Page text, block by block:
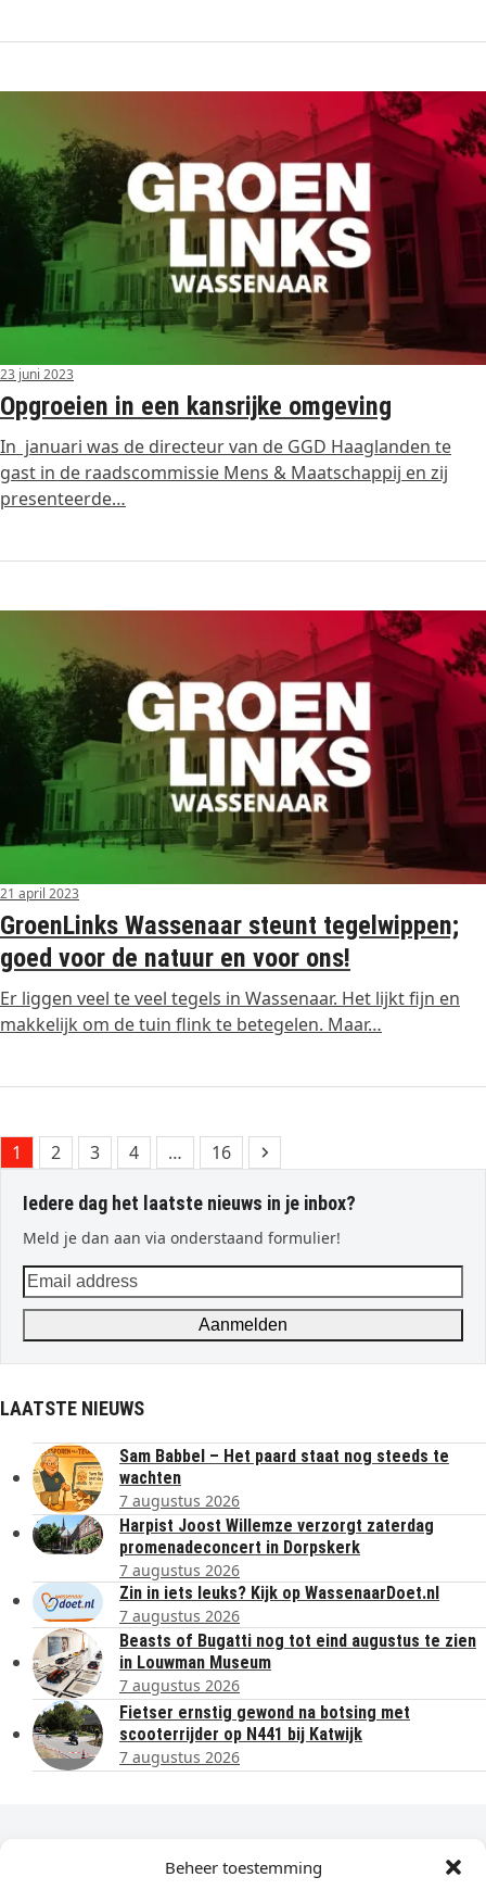
Beheer toestemming
23 juni 2023
Opgroeien in een kansrijke omgeving
In januari was de directeur van de GGD Haaglanden te
gast in de raadscommissie Mens & Maatschappij en zij
presenteerde…
21 april 2023
GroenLinks Wassenaar steunt tegelwippen;
goed voor de natuur en voor ons!
Er liggen veel te veel tegels in Wassenaar. Het lijkt fijn en
makkelijk om de tuin flink te betegelen. Maar…
Page
1 Page
2 Page
3 Page
4 … Page
16 Next
Iedere dag het laatste nieuws in je inbox?
Meld je dan aan via onderstaand formulier!
Email
address
Aanmelden
LAATSTE NIEUWS
Sam Babbel – Het paard staat nog steeds te
wachten
7 augustus 2026
Harpist Joost Willemze verzorgt zaterdag
promenadeconcert in Dorpskerk
7 augustus 2026
Zin in iets leuks? Kijk op WassenaarDoet.nl
7 augustus 2026
Beasts of Bugatti nog tot eind augustus te zien
in Louwman Museum
7 augustus 2026
Fietser ernstig gewond na botsing met
scooterrijder op N441 bij Katwijk
7 augustus 2026
Dagelijks het laatste nieuws in je e-mail?